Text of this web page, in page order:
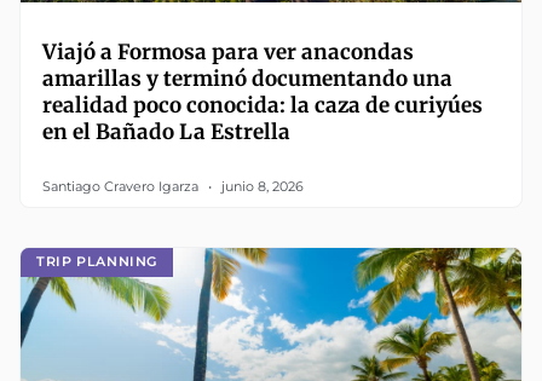
Viajó a Formosa para ver anacondas
amarillas y terminó documentando una
realidad poco conocida: la caza de curiyúes
en el Bañado La Estrella
Santiago Cravero Igarza junio 8, 2026
TRIP PLANNING